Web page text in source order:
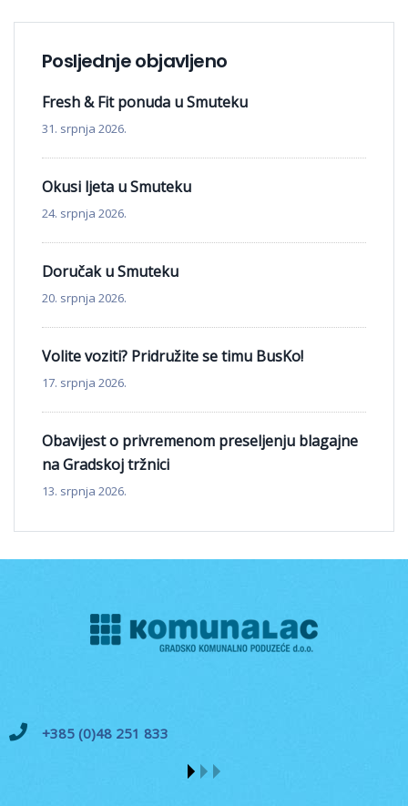
Posljednje objavljeno
Fresh & Fit ponuda u Smuteku
31. srpnja 2026.
Okusi ljeta u Smuteku
24. srpnja 2026.
Doručak u Smuteku
20. srpnja 2026.
Volite voziti? Pridružite se timu BusKo!
17. srpnja 2026.
Obavijest o privremenom preseljenju blagajne
na Gradskoj tržnici
13. srpnja 2026.
+385 (0)48 251 833